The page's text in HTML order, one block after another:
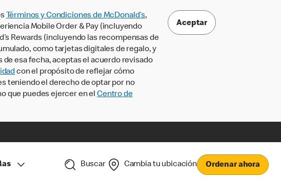
Términos y Condiciones de McDonald’s,
Mobile Order & Pay (incluyendo
Rewards (incluyendo las recompensas de
como tarjetas digitales de regalo, y
esa fecha, aceptas el acuerdo revisado
con el propósito de reflejar cómo
teniendo el derecho de optar por no
que puedes ejercer en el Centro de
Aceptar
Buscar Cambia tu ubicación Ordenar ahora